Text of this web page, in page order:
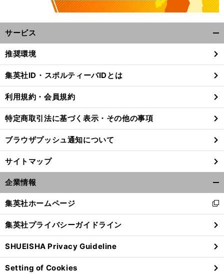
サービス
閉
る
推奨環境
集英社ID・スポルティーバIDとは
利用規約・会員規約
特定商取引法に基づく表示・その他の事項
ブラウザプッシュ通知について
サイトマップ
企業情報
閉
る
集英社ホームページ
新
し
い
ウ
ィ
ン
ド
集英社プライバシーガイドライン
SHUEISHA Privacy Guideline
Setting of Cookies